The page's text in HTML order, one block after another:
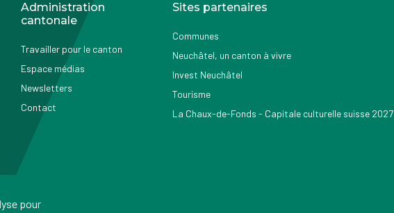
Administration
cantonale
Travailler pour le canton
Espace médias
Newsletters
Contact
Sites partenaires
Communes
Neuchâtel, un canton à vivre
Invest Neuchâtel
Tourisme
La Chaux-de-Fonds - Capitale culturelle suisse 2027
pour